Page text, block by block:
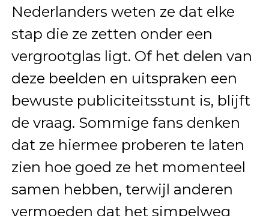
Nederlanders weten ze dat elke
stap die ze zetten onder een
vergrootglas ligt. Of het delen van
deze beelden en uitspraken een
bewuste publiciteitsstunt is, blijft
de vraag. Sommige fans denken
dat ze hiermee proberen te laten
zien hoe goed ze het momenteel
samen hebben, terwijl anderen
vermoeden dat het simpelweg